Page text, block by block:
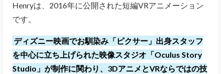
Henryは、2016年に公開された短編VRアニメーション
です。
ディズニー映画でお馴染み「ピクサー」出身スタッフ
を中心に立ち上げられた映像スタジオ「Oculus Story
Studio」が制作に関わり、3DアニメとVRならではの技